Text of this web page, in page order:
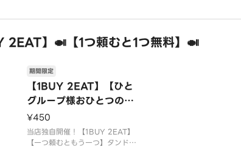
2EAT】🍛【1つ頼むと1つ無料】🍛
【1BUY 2EAT】【ひと
グループ様おひとつの注
文まで】プレーンナン／
Plain Nan 【一つ頼む
ともう一つ】
期間限定
¥450
当店独自開催！【1BUY 2EAT】
【一つ頼むともう一つ】タンドー